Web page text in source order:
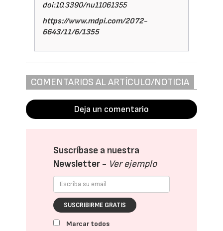
doi:10.3390/nu11061355
https://www.mdpi.com/2072-
6643/11/6/1355
COMENTARIOS AL ARTÍCULO/NOTICIA
Deja un comentario
Suscríbase a nuestra
Newsletter - Ver ejemplo
SUSCRIBIRME GRATIS
Marcar todos